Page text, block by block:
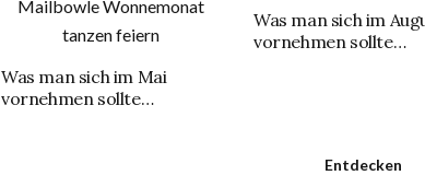
Was man sich im Mai
vornehmen sollte…
Was man sich im
vornehmen sollte…
Entdecken